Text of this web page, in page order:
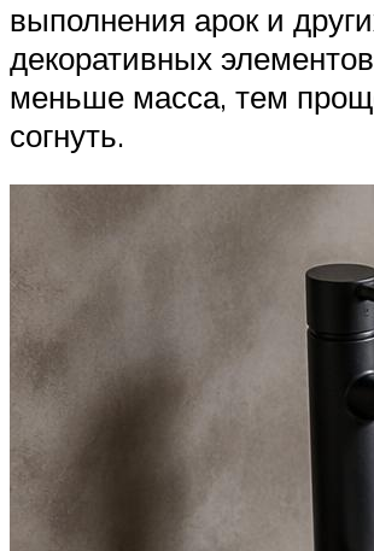
выполнения арок и
декоративных
меньше масса, тем
согнуть.